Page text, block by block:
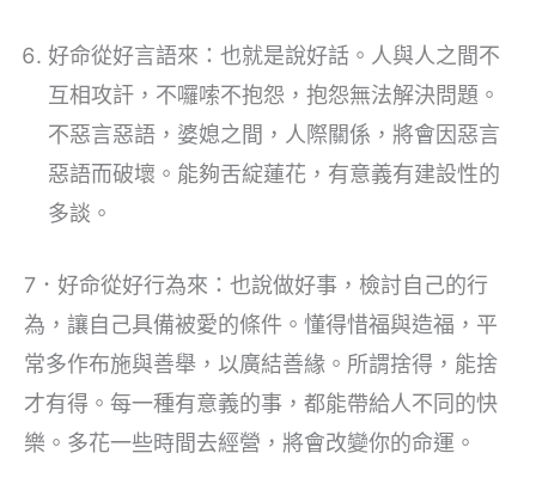
好命從好言語來：也就是說好話。人與人之間不
互相攻訐，不囉嗦不抱怨，抱怨無法解決問題。
不惡言惡語，婆媳之間，人際關係，將會因惡言
惡語而破壞。能夠舌綻蓮花，有意義有建設性的
多談。
7．好命從好行為來：也說做好事，檢討自己的行
為，讓自己具備被愛的條件。懂得惜福與造福，平
常多作布施與善舉，以廣結善緣。所謂捨得，能捨
才有得。每一種有意義的事，都能帶給人不同的快
樂。多花一些時間去經營，將會改變你的命運。